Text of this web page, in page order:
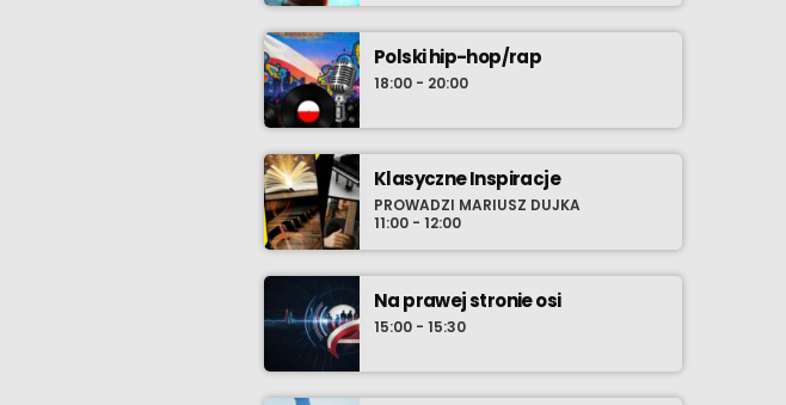
Polski hip-hop/rap
18:00 - 20:00
Klasyczne Inspiracje
PROWADZI MARIUSZ DUJKA
11:00 - 12:00
Na prawej stronie osi
15:00 - 15:30